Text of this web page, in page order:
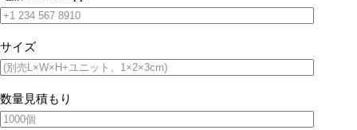
サイズ
数量見積もり